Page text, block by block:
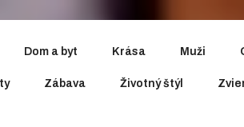
Dom a byt Krása Muži
Zábava Životný štýl